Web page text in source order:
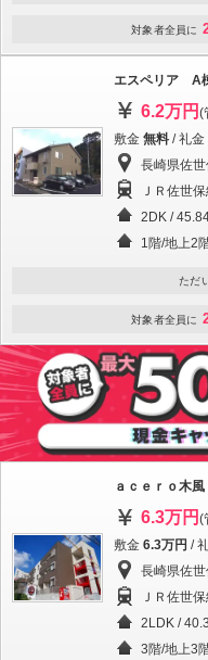
対象者全員に
エスペリア A
6.2万円 (
敷金 無料 / 礼金
長崎県佐
ＪＲ佐世
2DK /
1階/地上2
ただ
対象者全員に
ａｃｅｒｏ木風
6.3万円 (
敷金 6.3万円 /
長崎県佐
ＪＲ佐世
2LDK /
3階/地上3